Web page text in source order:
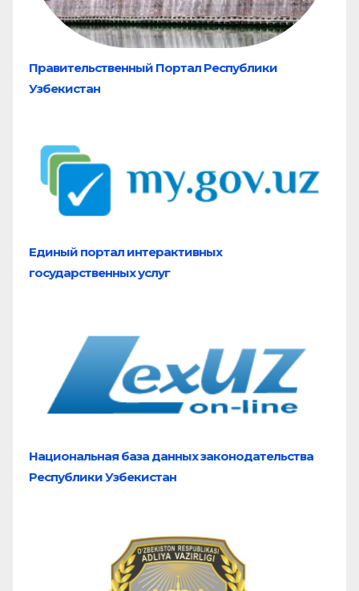
Правительственный Портал Республики
Узбекистан
Единый портал интерактивных
государственных услуг
Национальная база данных законодательства
Республики Узбекистан